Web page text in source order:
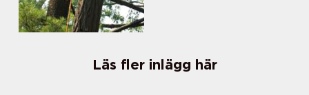
Läs fler inlägg här